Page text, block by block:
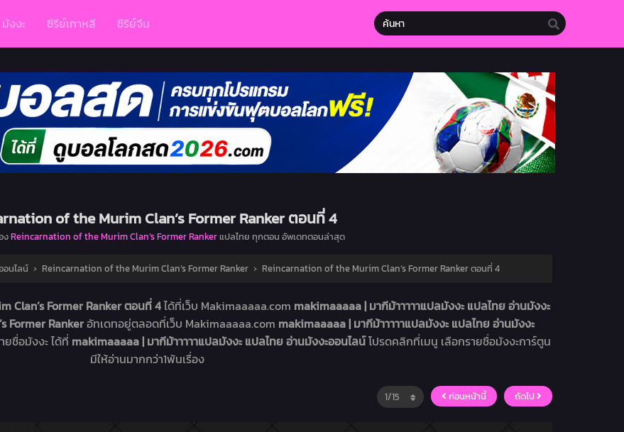
มังงะ ซีรีย์เกาหลี ซีรีย์จีน
of the Murim Clan’s Former Ranker ตอนที่ 4
งReincarnation of the Murim Clan’s Former Rankerแปลไทย ทุกตอน อัพเดทตอนล่าสุด
อนไลน์ › Reincarnation of the Murim Clan’s Former Ranker › Reincarnation of the Murim Clan’s Former Ranker ตอนที่ 4
Clan’s Former Ranker ตอนที่ 4ได้ที่เว็บ Makimaaaaa.com makimaaaaa | มากีม้าาาาาแปลมังงะ แปลไทย อ่านมังงะ
Former Rankerอัทเดทอยู่ตลอดที่เว็บ Makimaaaaa.com makimaaaaa | มากีม้าาาาาแปลมังงะ แปลไทย อ่านมังงะ
ชื่อมังงะ ได้ที่ makimaaaaa | มากีม้าาาาาแปลมังงะ แปลไทย อ่านมังงะออนไลน์โปรดคลิกที่เมนู เลือกรายชื่อมังงะการ์ตูน
มีให้อ่านมากกว่า1พันเรื่อง
ก่อนหน้านี้ ถัดไป